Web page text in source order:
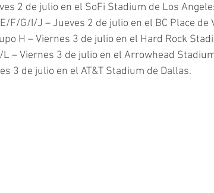
2 de julio en el SoFi Stadium de Los
F/G/I/J – Jueves 2 de julio en el BC Place de
H – Viernes 3 de julio en el Hard Rock
L – Viernes 3 de julio en el Arrowhead
3 de julio en el AT&T Stadium de Dallas.